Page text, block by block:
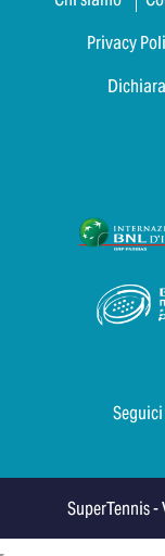
Privacy
Seguici
SuperTennis